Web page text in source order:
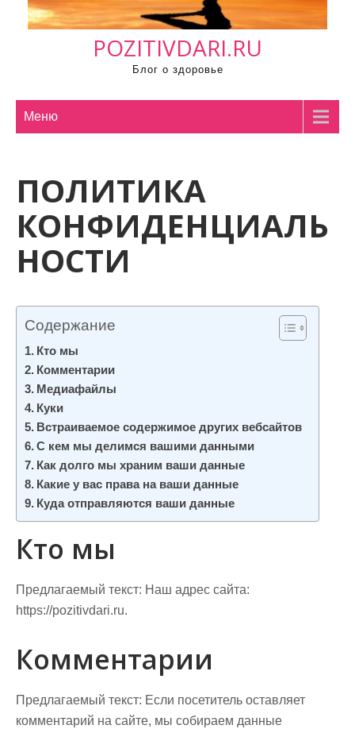
POZITIVDARI.RU
Блог о здоровье
Меню
ПОЛИТИКА
КОНФИДЕНЦИАЛЬ
НОСТИ
Содержание
Кто мы
Комментарии
Медиафайлы
Куки
Встраиваемое содержимое других вебсайтов
С кем мы делимся вашими данными
Как долго мы храним ваши данные
Какие у вас права на ваши данные
Куда отправляются ваши данные
Кто мы
Предлагаемый текст: Наш адрес сайта:
https://pozitivdari.ru.
Комментарии
Предлагаемый текст: Если посетитель оставляет
комментарий на сайте, мы собираем данные